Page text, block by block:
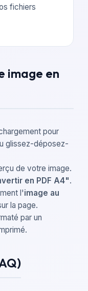
fichiers
image en
pour
glissez-déposez-
de votre image.
en PDF A4".
l'image au
la page.
par un